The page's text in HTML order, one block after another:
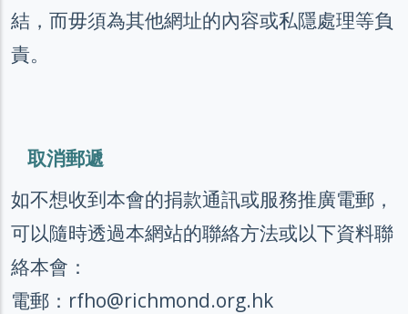
結，而毋須為其他網址的內容或私隱處理等負
責。
取消郵遞
如不想收到本會的捐款通訊或服務推廣電郵，
可以隨時透過本網站的聯絡方法或以下資料聯
絡本會：
電郵：rfho@richmond.org.hk